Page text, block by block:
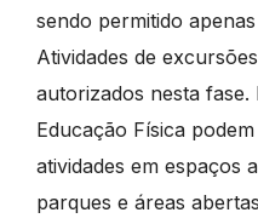
sendo permitido
Atividades de
autorizados nesta fase.
Educação Física
atividades em espaços
parques e áreas